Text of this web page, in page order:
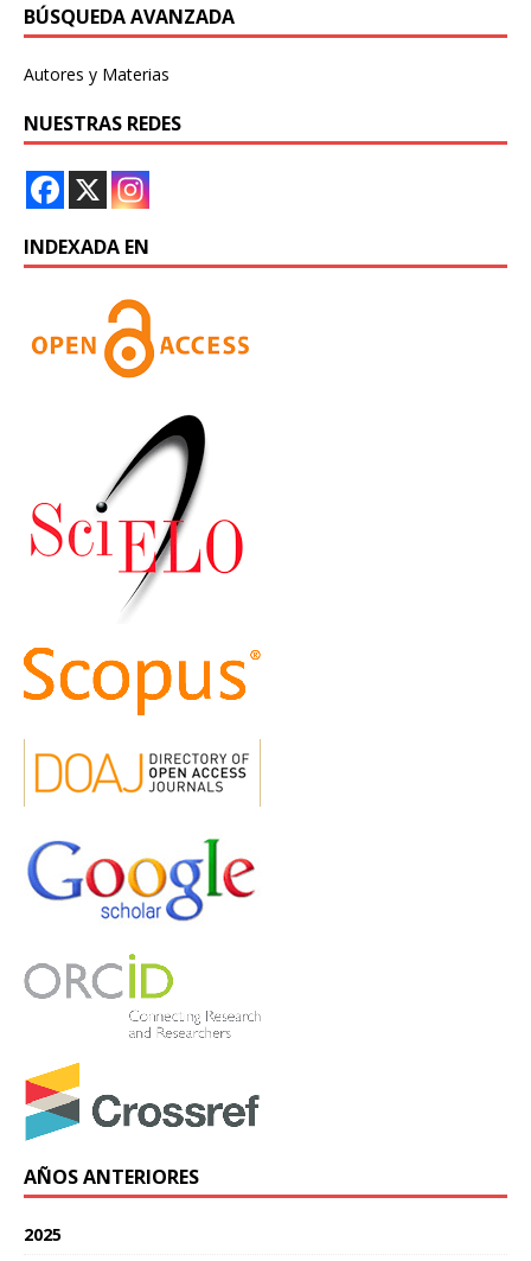
BÚSQUEDA AVANZADA
Autores y Materias
NUESTRAS REDES
INDEXADA EN
AÑOS ANTERIORES
2025